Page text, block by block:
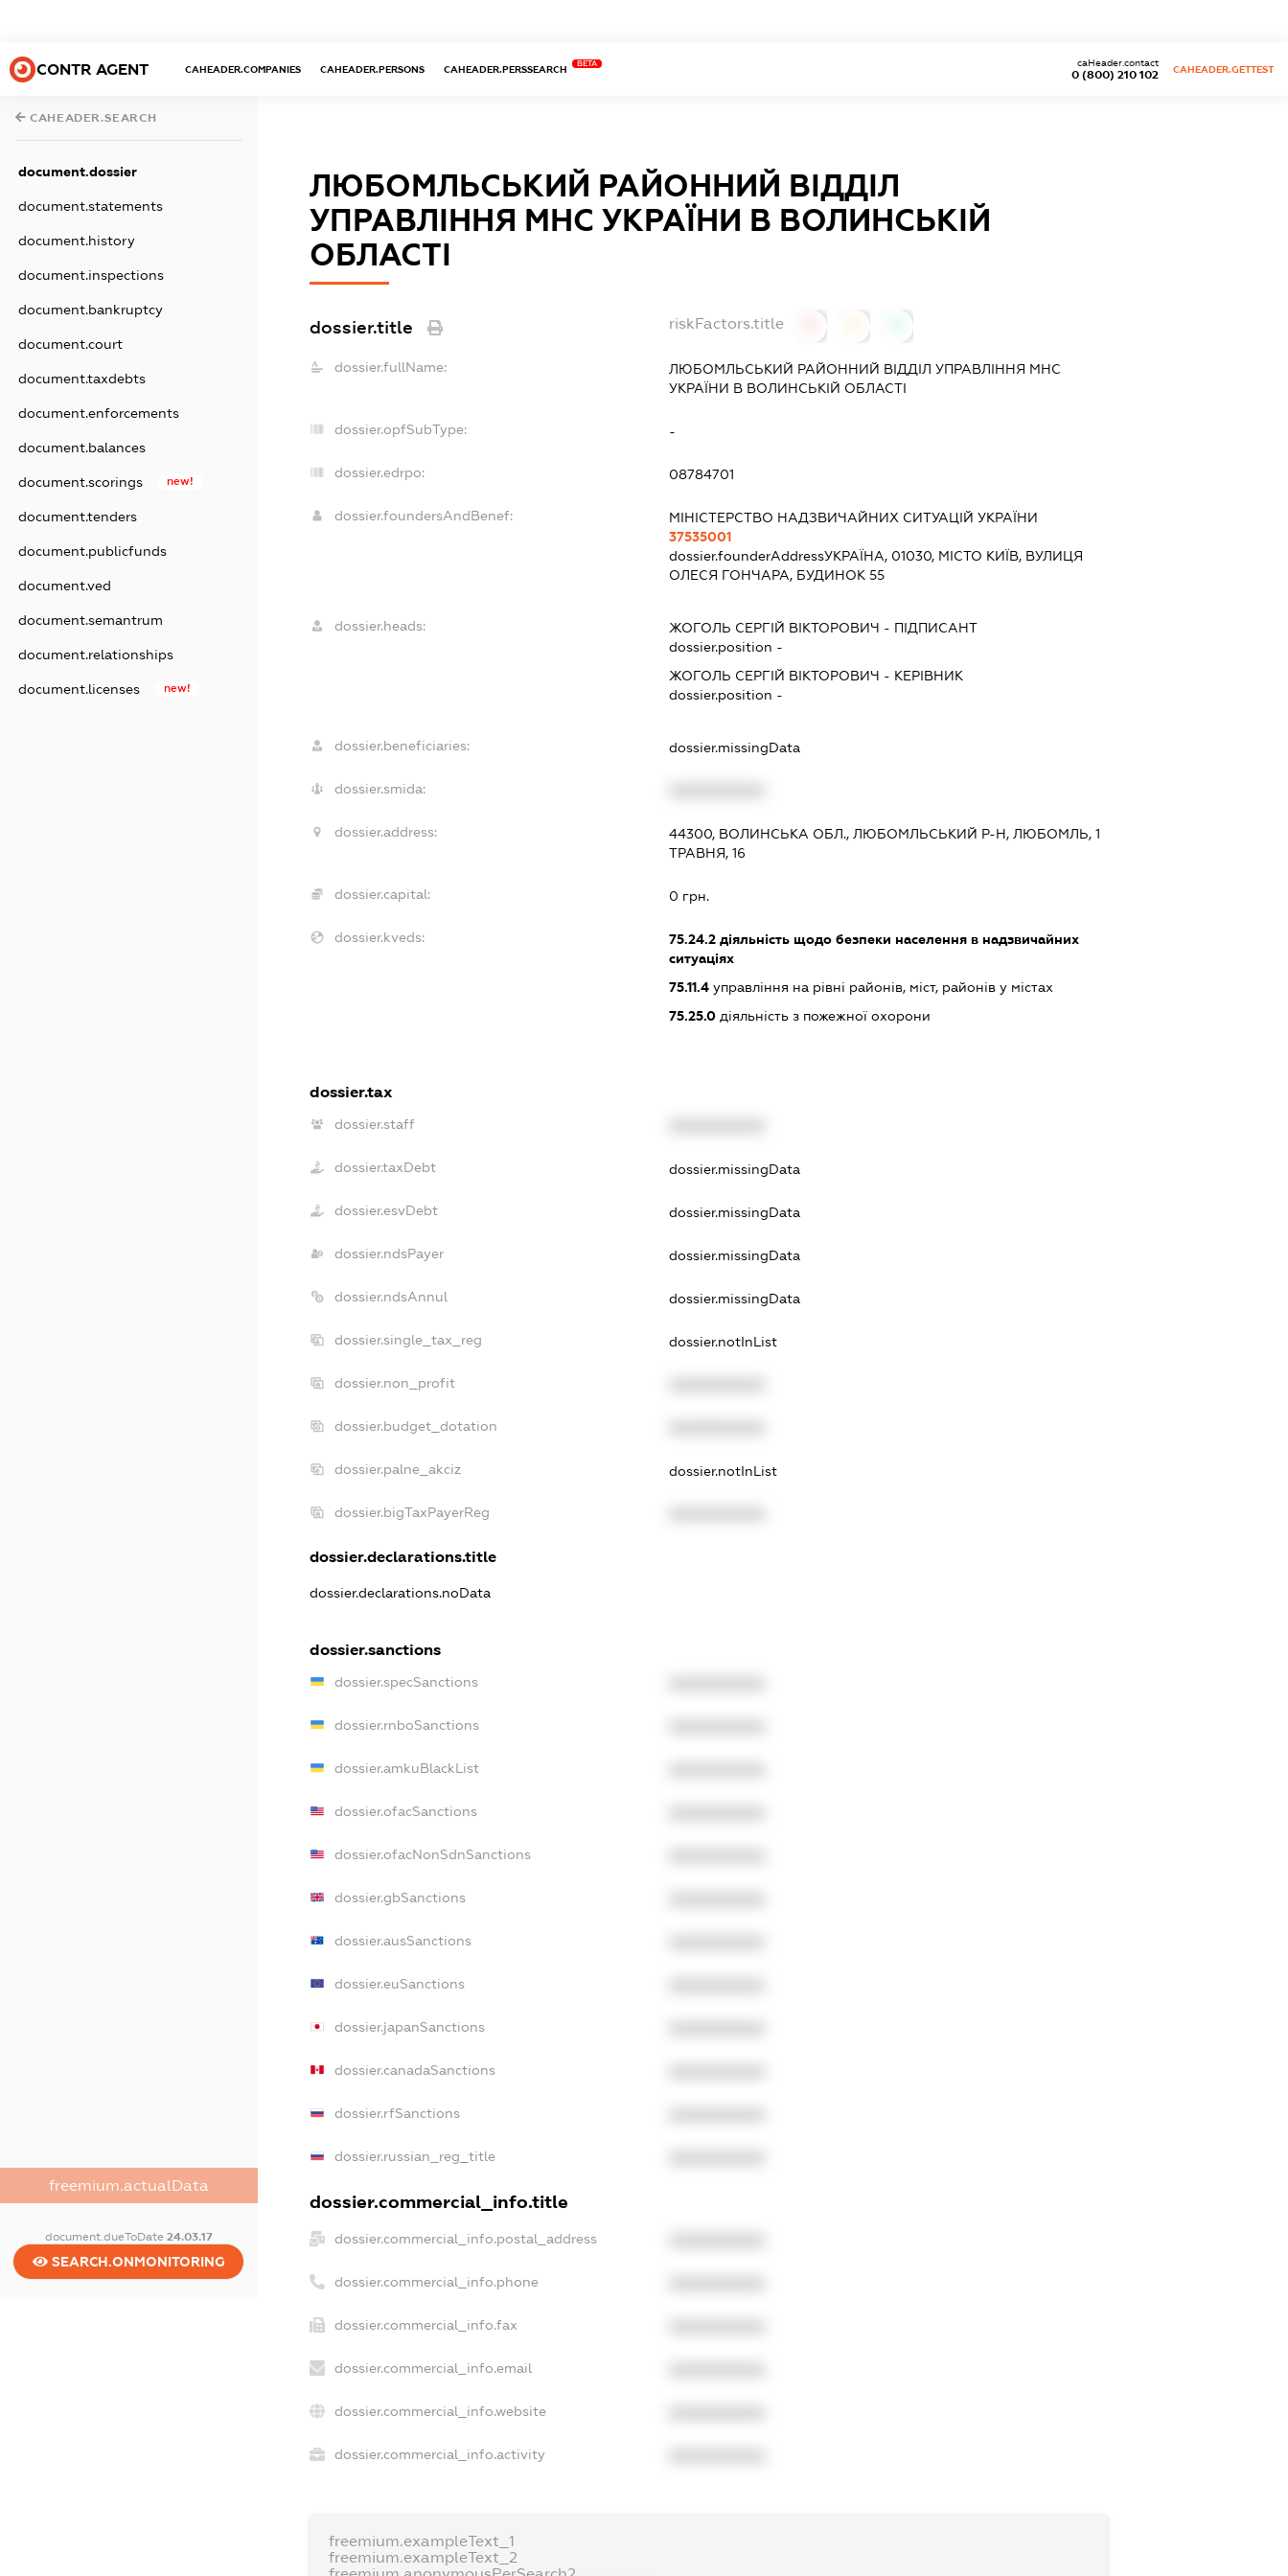
CONTR AGENT CAHEADER.COMPANIES CAHEADER.PERSONS CAHEADER.PERSSEARCH
BETA
0 (800) 210 102
caHeader.contact
CAHEADER.GETTEST
CAHEADER.SEARCH
document.dossier
document.statements
document.history
document.inspections
document.bankruptcy
document.court
document.taxdebts
document.enforcements
document.balances
document.scorings new!
document.tenders
document.publicfunds
document.ved
document.semantrum
document.relationships
document.licenses new!
freemium.actualData
document.dueToDate 24.03.17
SEARCH.ONMONITORING
ЛЮБОМЛЬСЬКИЙ РАЙОННИЙ ВІДДІЛ
УПРАВЛІННЯ МНС УКРАЇНИ В ВОЛИНСЬКІЙ
ОБЛАСТІ
dossier.title riskFactors.title
dossier.fullName:
ЛЮБОМЛЬСЬКИЙ РАЙОННИЙ ВІДДІЛ УПРАВЛІННЯ МНС
УКРАЇНИ В ВОЛИНСЬКІЙ ОБЛАСТІ
dossier.opfSubType: -
dossier.edrpo: 08784701
dossier.foundersAndBenef:
МІНІСТЕРСТВО НАДЗВИЧАЙНИХ СИТУАЦІЙ УКРАЇНИ
37535001
dossier.founderAddressУКРАЇНА, 01030, МІСТО КИЇВ, ВУЛИЦЯ
ОЛЕСЯ ГОНЧАРА, БУДИНОК 55
dossier.heads: ЖОГОЛЬ СЕРГІЙ ВІКТОРОВИЧ - ПІДПИСАНТ
dossier.position -
ЖОГОЛЬ СЕРГІЙ ВІКТОРОВИЧ - КЕРІВНИК
dossier.position -
dossier.beneficiaries: dossier.missingData
dossier.smida:
dossier.address:
44300, ВОЛИНСЬКА ОБЛ., ЛЮБОМЛЬСЬКИЙ Р-Н, ЛЮБОМЛЬ, 1
ТРАВНЯ, 16
dossier.capital: 0 грн.
dossier.kveds: 75.24.2діяльність щодо безпеки населення в надзвичайних
ситуаціях
75.11.4управління на рівні районів, міст, районів у містах
75.25.0діяльність з пожежної охорони
dossier.tax
dossier.staff
dossier.taxDebt dossier.missingData
dossier.esvDebt dossier.missingData
dossier.ndsPayer dossier.missingData
dossier.ndsAnnul dossier.missingData
dossier.single_tax_reg dossier.notInList
dossier.non_profit
dossier.budget_dotation
dossier.palne_akciz dossier.notInList
dossier.bigTaxPayerReg
dossier.declarations.title
dossier.declarations.noData
dossier.sanctions
dossier.specSanctions
dossier.rnboSanctions
dossier.amkuBlackList
dossier.ofacSanctions
dossier.ofacNonSdnSanctions
dossier.gbSanctions
dossier.ausSanctions
dossier.euSanctions
dossier.japanSanctions
dossier.canadaSanctions
dossier.rfSanctions
dossier.russian_reg_title
dossier.commercial_info.title
dossier.commercial_info.postal_address
dossier.commercial_info.phone
dossier.commercial_info.fax
dossier.commercial_info.email
dossier.commercial_info.website
dossier.commercial_info.activity
freemium.exampleText_1
freemium.exampleText_2